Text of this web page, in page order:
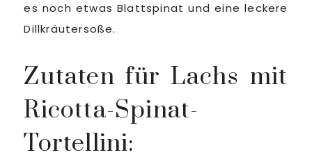
es noch etwas Blattspinat und eine leckere
Dillkräutersoße.
Zutaten für Lachs mit
Ricotta-Spinat-
Tortellini: